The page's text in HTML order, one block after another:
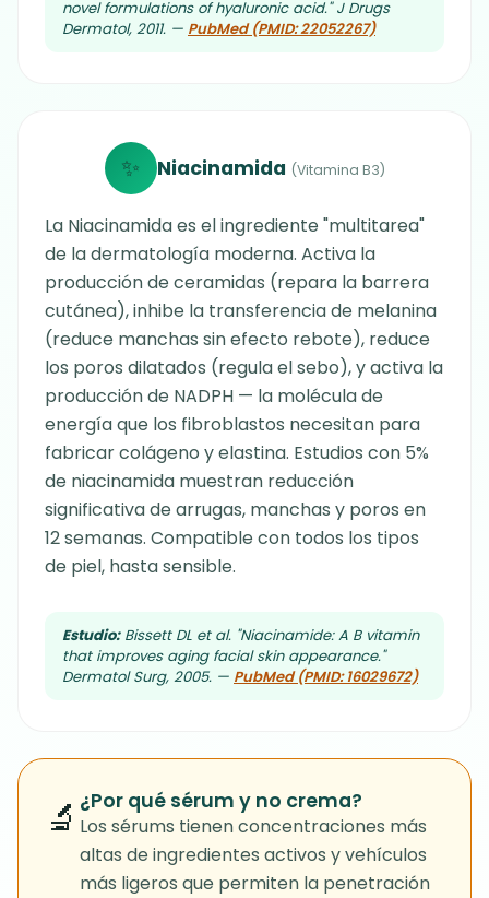
novel formulations of hyaluronic acid." J Drugs
Dermatol, 2011. — PubMed (PMID: 22052267)
✨ Niacinamida (Vitamina B3)
La Niacinamida es el ingrediente "multitarea"
de la dermatología moderna. Activa la
producción de ceramidas (repara la barrera
cutánea), inhibe la transferencia de melanina
(reduce manchas sin efecto rebote), reduce
los poros dilatados (regula el sebo), y activa la
producción de NADPH — la molécula de
energía que los fibroblastos necesitan para
fabricar colágeno y elastina. Estudios con 5%
de niacinamida muestran reducción
significativa de arrugas, manchas y poros en
12 semanas. Compatible con todos los tipos
de piel, hasta sensible.
Estudio:Bissett DL et al. "Niacinamide: A B vitamin
that improves aging facial skin appearance."
Dermatol Surg, 2005. — PubMed (PMID: 16029672)
🔬 ¿Por qué sérum y no crema?
Los sérums tienen concentraciones más
altas de ingredientes activos y vehículos
más ligeros que permiten la penetración